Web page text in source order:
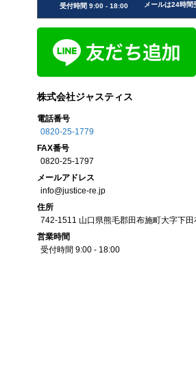
受付時間 9:00 - 18:00 メールは24時間
株式会社ジャスティス
電話番号
0820-25-1779
FAX番号
0820-25-1797
メールアドレス
info@justice-re.jp
住所
742-1511 山口県熊毛郡田布施町大字下田
営業時間
受付時間 9:00 - 18:00